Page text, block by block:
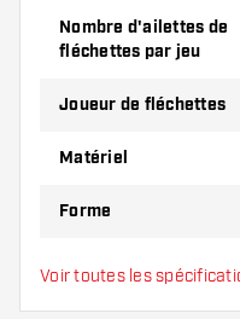
Essayez une forme,
la variante qui vous
Nombre d'ailettes de
fléchettes par jeu
Joueur de fléchettes
Matériel
Forme
Type
Voir toutes les